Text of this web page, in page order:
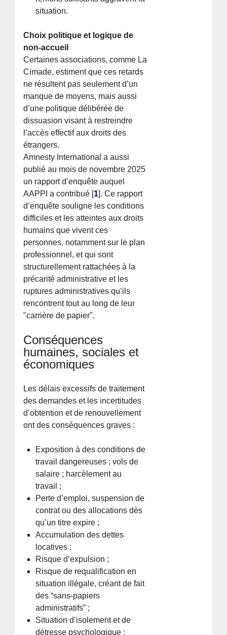
situation.
Choix politique et logique de
non-accueil
Certaines associations, comme La
Cimade, estiment que ces retards
ne résultent pas seulement d’un
manque de moyens, mais aussi
d’une politique délibérée de
dissuasion visant à restreindre
l’accès effectif aux droits des
étrangers.
Amnesty International a aussi
publié au mois de novembre 2025
un rapport d’enquête auquel
AAPPI a contribué [1]. Ce rapport
d’enquête souligne les conditions
difficiles et les atteintes aux droits
humains que vivent ces
personnes, notamment sur le plan
professionnel, et qui sont
structurellement rattachées à la
précarité administrative et les
ruptures administratives qu’ils
rencontrent tout au long de leur
"carrière de papier".
Conséquences
humaines, sociales et
économiques
Les délais excessifs de traitement
des demandes et les incertitudes
d’obtention et de renouvellement
ont des conséquences graves :
Exposition à des conditions de
travail dangereuses ; vols de
salaire ; harcèlement au
travail ;
Perte d’emploi, suspension de
contrat ou des allocations dès
qu’un titre expire ;
Accumulation des dettes
locatives ;
Risque d’expulsion ;
Risque de requalification en
situation illégale, créant de fait
des “sans-papiers
administratifs” ;
Situation d’isolement et de
détresse psychologique ;